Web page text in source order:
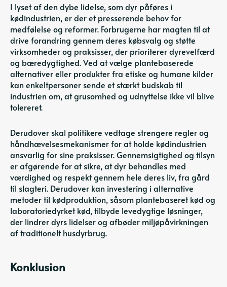
I lyset af den dybe lidelse, som dyr påføres i
kødindustrien, er der et presserende behov for
medfølelse og reformer. Forbrugerne har magten til at
drive forandring gennem deres købsvalg og støtte
virksomheder og praksisser, der prioriterer dyrevelfærd
og bæredygtighed. Ved at vælge plantebaserede
alternativer eller produkter fra etiske og humane kilder
kan enkeltpersoner sende et stærkt budskab til
industrien om, at grusomhed og udnyttelse ikke vil blive
tolereret.
Derudover skal politikere vedtage strengere regler og
håndhævelsesmekanismer for at holde kødindustrien
ansvarlig for sine praksisser. Gennemsigtighed og tilsyn
er afgørende for at sikre, at dyr behandles med
værdighed og respekt gennem hele deres liv, fra gård
til slagteri. Derudover kan investering i alternative
metoder til kødproduktion, såsom plantebaseret kød og
laboratoriedyrket kød, tilbyde levedygtige løsninger,
der lindrer dyrs lidelser og afbøder miljøpåvirkningen
af ​​traditionelt husdyrbrug.
Konklusion